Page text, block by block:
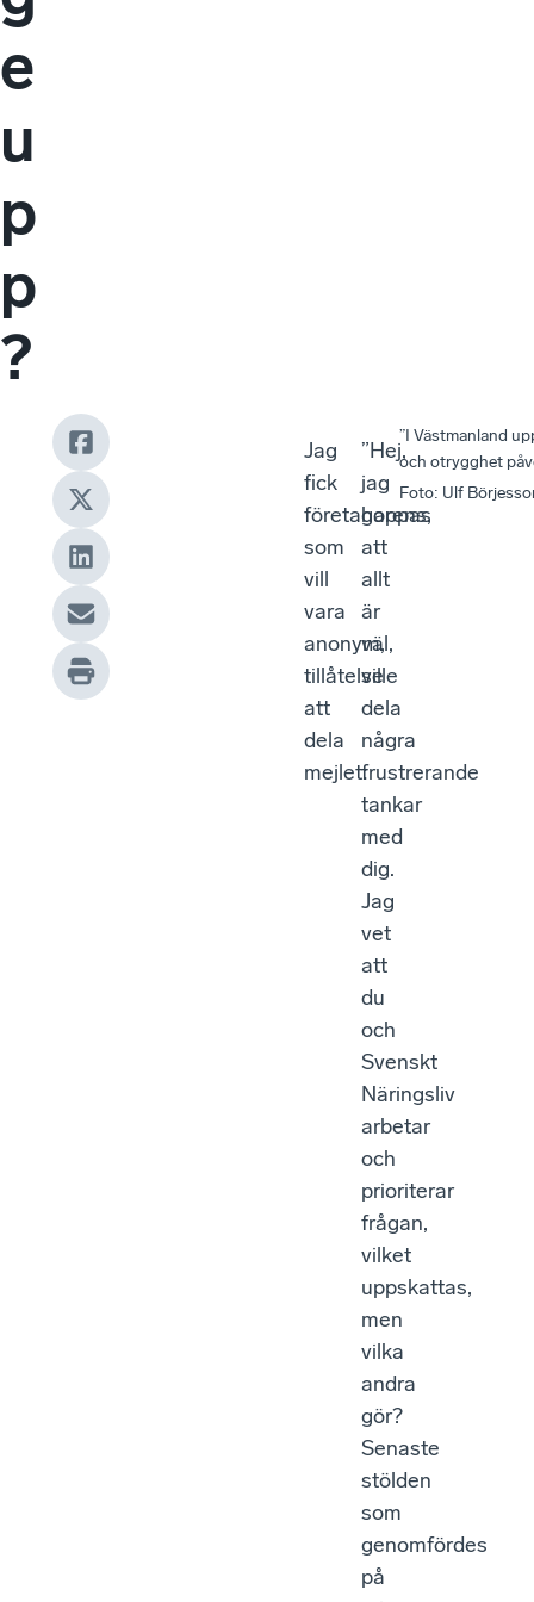
e
u
p
p
?
Jag
fick
företagarens,
som
vill
vara
anonym,
tillåtelse
att
dela
mejlet:
”Hej,
jag
hoppas
att
allt
är
väl,
ville
dela
några
frustrerande
tankar
med
dig.
Jag
vet
att
du
och
Svenskt
Näringsliv
arbetar
och
prioriterar
frågan,
vilket
uppskattas,
men
vilka
andra
gör?
Senaste
stölden
som
genomfördes
på
”I Västmanland
och otrygghet
Foto: Ulf